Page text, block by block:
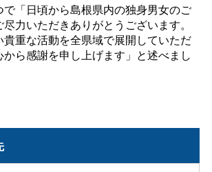
「日頃から島根県内の独身男女のご
力いただきありがとうございます。
重な活動を全県域で展開していただ
ら感謝を申し上げます」と述べまし